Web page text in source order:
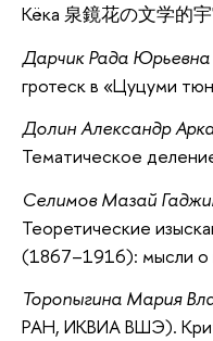
Кёка 泉鏡花の文学的
Дарчик Рада Юрьевна
гротеск в «Цуцуми
Долин Александр
Тематическое
Селимов Мазай
Теоретические
(1867–1916): мысли о
Торопыгина Мария
РАН, ИКВИА ВШЭ).